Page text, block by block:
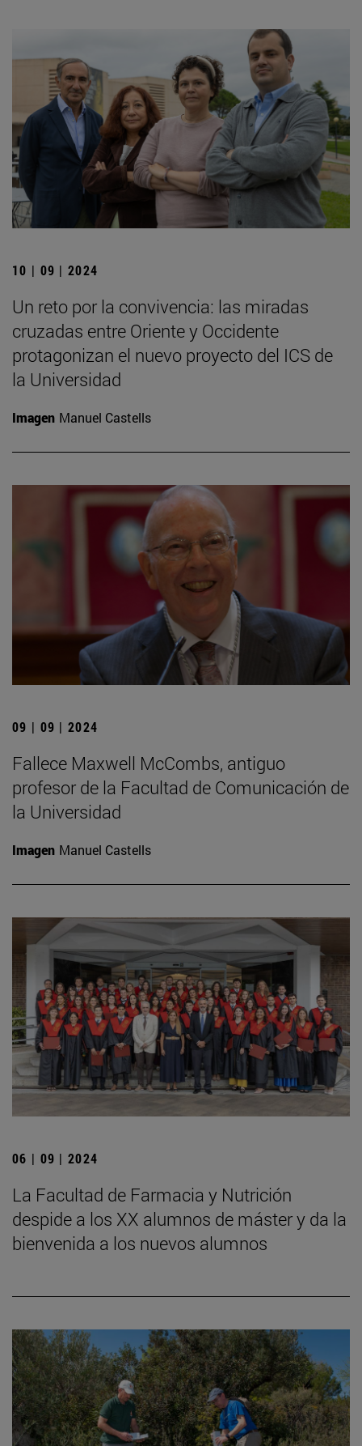
10 | 09 | 2024
Un reto por la convivencia: las miradas
cruzadas entre Oriente y Occidente
protagonizan el nuevo proyecto del ICS de
la Universidad
Imagen Manuel Castells
09 | 09 | 2024
Fallece Maxwell McCombs, antiguo
profesor de la Facultad de Comunicación de
la Universidad
Imagen Manuel Castells
06 | 09 | 2024
La Facultad de Farmacia y Nutrición
despide a los XX alumnos de máster y da la
bienvenida a los nuevos alumnos